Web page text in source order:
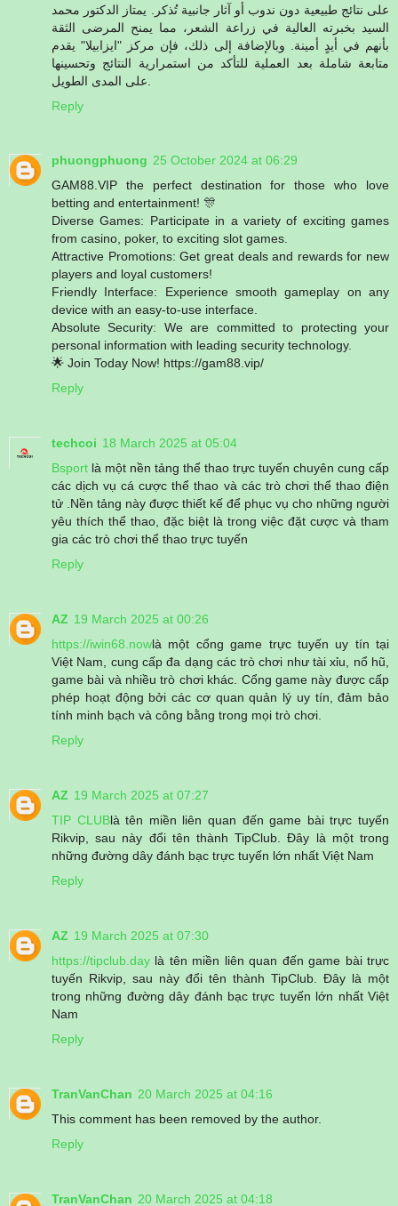
على نتائج طبيعية دون ندوب أو آثار جانبية تُذكر. يمتاز الدكتور محمد
السيد بخبرته العالية في زراعة الشعر، مما يمنح المرضى الثقة
بأنهم في أيدٍ أمينة. وبالإضافة إلى ذلك، فإن مركز "ايزابيلا" يقدم
متابعة شاملة بعد العملية للتأكد من استمرارية النتائج وتحسينها
Reply
phuongphuong 25 October 2024 at 06:29
GAM88.VIP the perfect destination for those who love
betting and entertainment! 🎊
Diverse Games: Participate in a variety of exciting games
from casino, poker, to exciting slot games.
Attractive Promotions: Get great deals and rewards for new
players and loyal customers!
Friendly Interface: Experience smooth gameplay on any
device with an easy-to-use interface.
Absolute Security: We are committed to protecting your
personal information with leading security technology.
🌟 Join Today Now! https://gam88.vip/
Reply
techcoi 18 March 2025 at 05:04
Bsport là một nền tảng thể thao trực tuyến chuyên cung cấp
các dịch vụ cá cược thể thao và các trò chơi thể thao điện
tử .Nền tảng này được thiết kế để phục vụ cho những người
yêu thích thể thao, đặc biệt là trong việc đặt cược và tham
gia các trò chơi thể thao trực tuyến
Reply
AZ 19 March 2025 at 00:26
https://iwin68.nowlà một cổng game trực tuyến uy tín tại
Việt Nam, cung cấp đa dạng các trò chơi như tài xỉu, nổ hũ,
game bài và nhiều trò chơi khác. Cổng game này được cấp
phép hoạt động bởi các cơ quan quản lý uy tín, đảm bảo
tính minh bạch và công bằng trong mọi trò chơi.
Reply
AZ 19 March 2025 at 07:27
TIP CLUBlà tên miền liên quan đến game bài trực tuyến
Rikvip, sau này đổi tên thành TipClub. Đây là một trong
những đường dây đánh bạc trực tuyến lớn nhất Việt Nam
Reply
AZ 19 March 2025 at 07:30
https://tipclub.day là tên miền liên quan đến game bài trực
tuyến Rikvip, sau này đổi tên thành TipClub. Đây là một
trong những đường dây đánh bạc trực tuyến lớn nhất Việt
Nam
Reply
TranVanChan 20 March 2025 at 04:16
This comment has been removed by the author.
Reply
TranVanChan 20 March 2025 at 04:18